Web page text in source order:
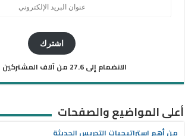
اشترك
الانضمام إلى 27.6 من آلاف المشتركين الآخرين
أعلى المواضيع والصفحات
من أهم استراتيجيات التدريس الحديثة